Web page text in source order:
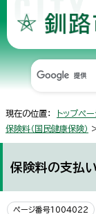
現在の位置： トップペ
保険料（国民健康保険）
保険料の支払い
ページ番号1004022